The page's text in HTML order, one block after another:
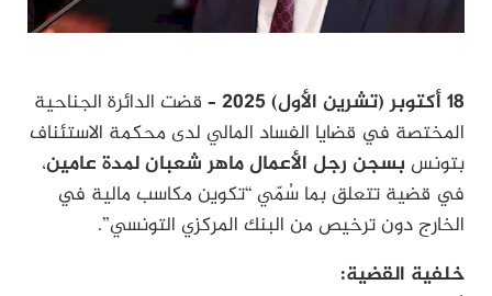
18 أكتوبر (تشرين الأول) 2025
– قضت الدائرة الجناحية
المختصة في قضايا الفساد المالي لدى محكمة الاستئناف
بتونس بسجن رجل الأعمال ماهر شعبان لمدة عامين،
في قضية تتعلق بما سُمّي “تكوين مكاسب مالية في
الخارج دون ترخيص من البنك المركزي التونسي”.
خلفية القضية: